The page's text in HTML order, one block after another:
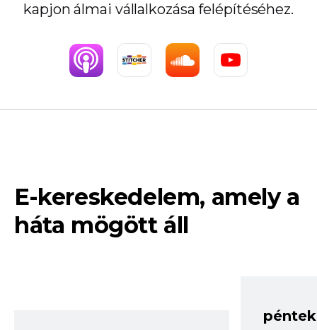
kapjon álmai vállalkozása felépítéséhez.
E-kereskedelem, amely a
háta mögött áll